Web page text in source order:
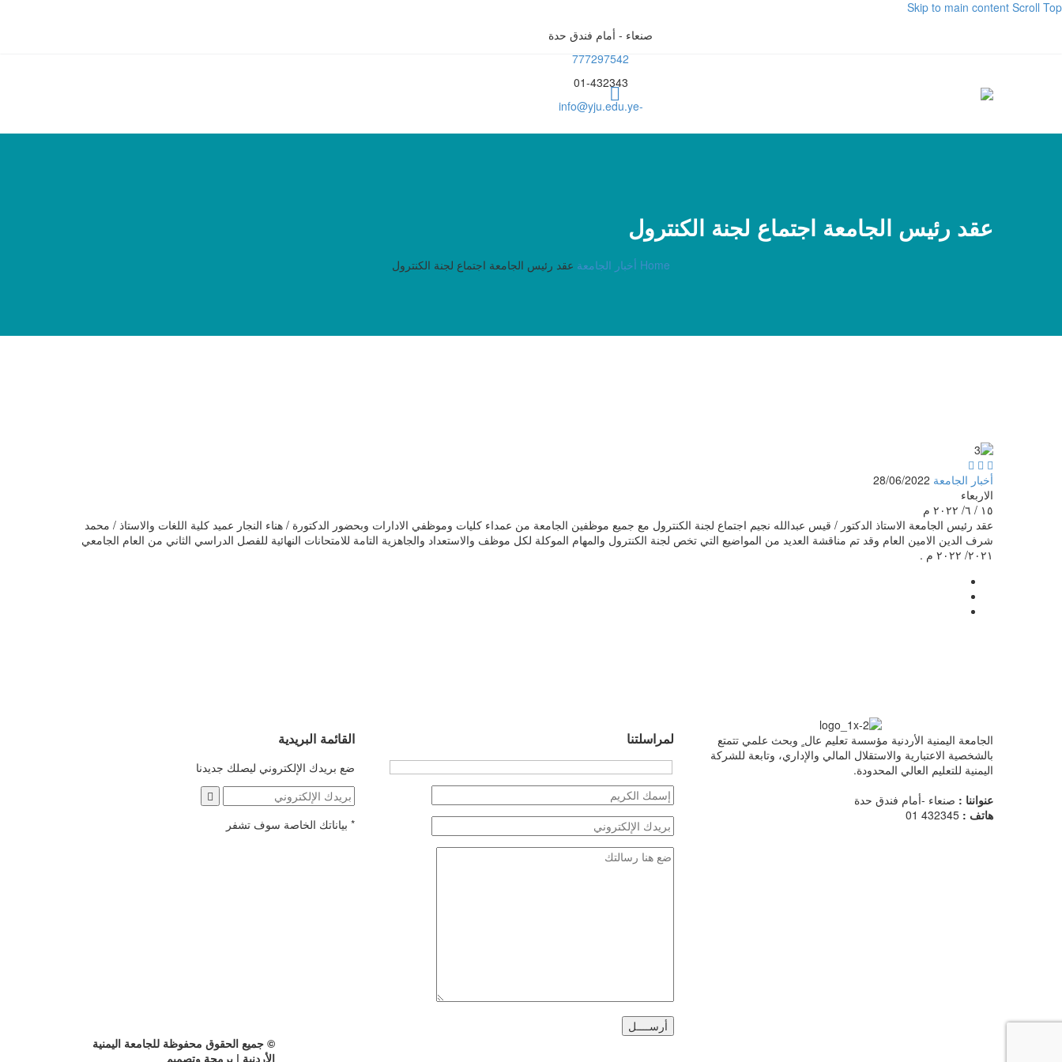
Skip to main content Scroll Top
صنعاء - أمام فندق حدة
777297542
01-432343
-info@yju.edu.ye
عقد رئيس الجامعة اجتماع لجنة الكنترول
Home أخبار الجامعة عقد رئيس الجامعة اجتماع لجنة الكنترول
  
أخبار الجامعة 28/06/2022
الاربعاء
١٥ / ٦/ ٢٠٢٢ م
عقد رئيس الجامعة الاستاذ الدكتور / قيس عبدالله نجيم اجتماع لجنة الكنترول مع جميع موظفين الجامعة من عمداء كليات وموظفي الادارات وبحضور الدكتورة / هناء النجار عميد كلية اللغات والاستاذ / محمد
شرف الدين الامين العام وقد تم مناقشة العديد من المواضيع التي تخص لجنة الكنترول والمهام الموكلة لكل موظف والاستعداد والجاهزية التامة للامتحانات النهائية للفصل الدراسي الثاني من العام الجامعي
٢٠٢١/ ٢٠٢٢ م .
القائمة البريدية
ضع بريدك الإلكتروني ليصلك جديدنا
* بياناتك الخاصة سوف تشفر
لمراسلتنا
Hidden
fields
الجامعة اليمنية الأردنية مؤسسة تعليم عال ٍ وبحث علمي تتمتع
بالشخصية الاعتبارية والاستقلال المالي والإداري، وتابعة للشركة
اليمنية للتعليم العالي المحدودة.
عنواننا : صنعاء -أمام فندق حدة
هاتف :
© جميع الحقوق محفوظة للجامعة اليمنية
الأردنية | برمجة وتصميم